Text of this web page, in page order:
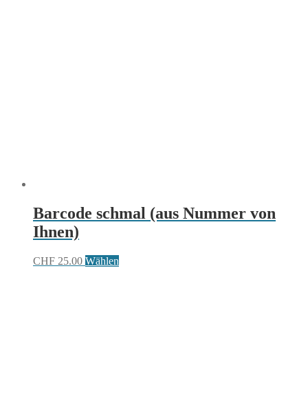
Barcode schmal (aus Nummer von
Ihnen)
CHF 25.00 Wählen